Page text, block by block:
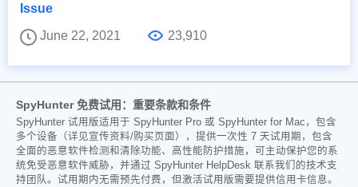
Issue
June 22, 2021
23,910
SpyHunter 免费试用：重要条款和条件
SpyHunter 试用版适用于 SpyHunter Pro 或 SpyHunter for Mac，包含
多个设备（详见宣传资料/购买页面），提供一次性 7 天试用期，包含
全面的恶意软件检测和清除功能、高性能防护措施，可主动保护您的系
统免受恶意软件威胁，并通过 SpyHunter HelpDesk 联系我们的技术支
持团队。试用期内无需预先付费，但激活试用版需要提供信用卡信息。